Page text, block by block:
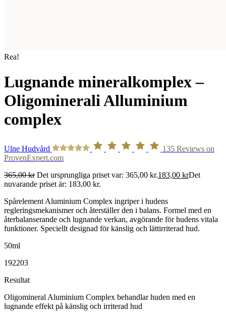
Rea!
Lugnande mineralkomplex –
Oligominerali Alluminium
complex
Ulne Hudvård 135 Reviews on
ProvenExpert.com
365,00kr Det ursprungliga priset var: 365,00 kr.183,00 krDet
nuvarande priset är: 183,00 kr.
Spårelement Aluminium Complex ingriper i hudens
regleringsmekanismer och återställer den i balans. Formel med en
återbalanserande och lugnande verkan, avgörande för hudens vitala
funktioner. Speciellt designad för känslig och lättirriterad hud.
50ml
192203
Resultat
Oligomineral Aluminium Complex behandlar huden med en
lugnande effekt på känslig och irriterad hud